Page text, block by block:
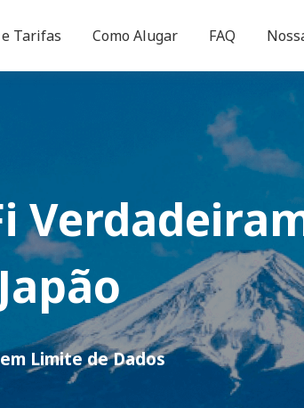
Tarifas Como Alugar FAQ
Limite de Dados